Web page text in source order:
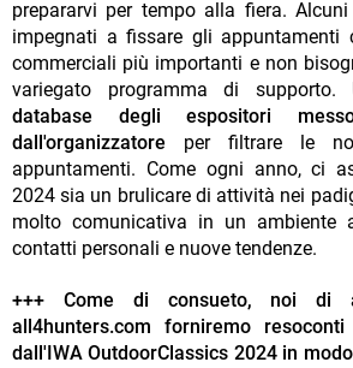
prepararvi per tempo alla fiera.
impegnati a fissare gli appuntamenti
commerciali più importanti e non
variegato programma di supporto.
database degli espositori
dall'organizzatore per filtrare le
appuntamenti. Come ogni anno, ci
2024 sia un brulicare di attività nei
molto comunicativa in un ambiente
contatti personali e nuove tendenze.
+++ Come di consueto, noi di
all4hunters.com forniremo
dall'IWA OutdoorClassics 2024 in